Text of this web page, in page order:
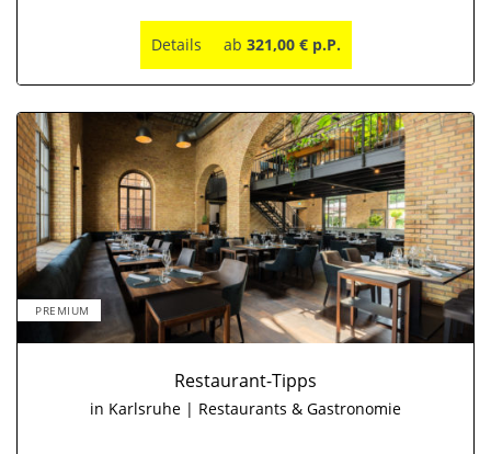
Details ab 321,00 € p.P.
PREMIUM
Restaurant-Tipps
in Karlsruhe | Restaurants & Gastronomie